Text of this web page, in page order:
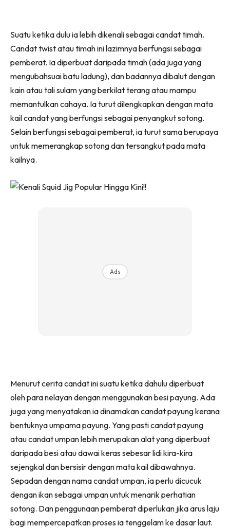
Suatu ketika dulu ia lebih dikenali sebagai candat timah.
Candat twist atau timah ini lazimnya berfungsi sebagai
pemberat. Ia diperbuat daripada timah (ada juga yang
mengubahsuai batu ladung), dan badannya dibalut dengan
kain atau tali sulam yang berkilat terang atau mampu
memantulkan cahaya. Ia turut dilengkapkan dengan mata
kail candat yang berfungsi sebagai penyangkut sotong.
Selain berfungsi sebagai pemberat, ia turut sama berupaya
untuk memerangkap sotong dan tersangkut pada mata
kailnya.
Ads
Menurut cerita candat ini suatu ketika dahulu diperbuat
oleh para nelayan dengan menggunakan besi payung. Ada
juga yang menyatakan ia dinamakan candat payung kerana
bentuknya umpama payung. Yang pasti candat payung
atau candat umpan lebih merupakan alat yang diperbuat
daripada besi atau dawai keras sebesar lidi kira-kira
sejengkal dan bersisir dengan mata kail dibawahnya.
Sepadan dengan nama candat umpan, ia perlu dicucuk
dengan ikan sebagai umpan untuk menarik perhatian
sotong. Dan penggunaan pemberat diperlukan jika arus laju
bagi mempercepatkan proses ia tenggelam ke dasar laut.